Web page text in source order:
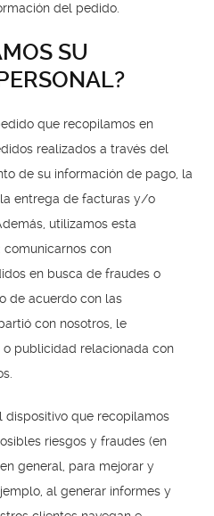
del pedido.
SU
que recopilamos en
realizados a través del
de su información de pago, la
entrega de facturas y/o
utilizamos esta
con
en busca de fraudes o
de acuerdo con las
con nosotros, le
publicidad relacionada con
dispositivo que recopilamos
riesgos y fraudes (en
general, para mejorar y
al generar informes y